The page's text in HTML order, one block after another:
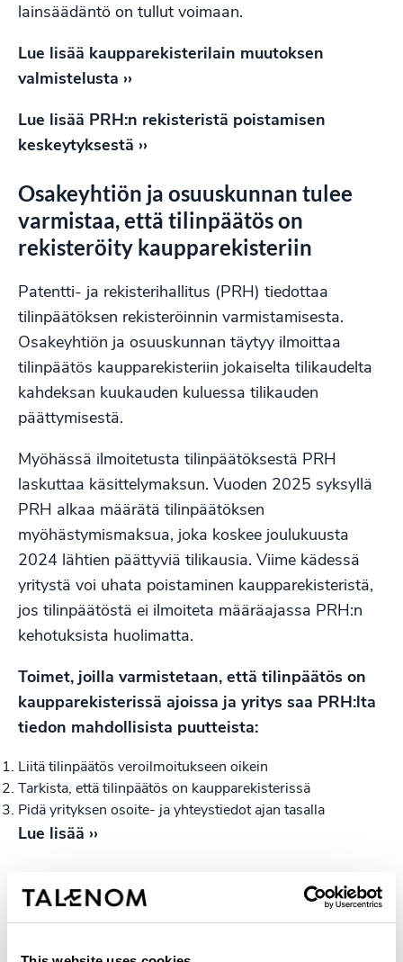
lainsäädäntö on tullut voimaan.
Lue lisää kaupparekisterilain muutoksen
valmistelusta ››
Lue lisää PRH:n rekisteristä poistamisen
keskeytyksestä ››
Osakeyhtiön ja osuuskunnan tulee
varmistaa, että tilinpäätös on
rekisteröity kaupparekisteriin
Patentti- ja rekisterihallitus (PRH) tiedottaa
tilinpäätöksen rekisteröinnin varmistamisesta.
Osakeyhtiön ja osuuskunnan täytyy ilmoittaa
tilinpäätös kaupparekisteriin jokaiselta tilikaudelta
kahdeksan kuukauden kuluessa tilikauden
päättymisestä.
Myöhässä ilmoitetusta tilinpäätöksestä PRH
laskuttaa käsittelymaksun. Vuoden 2025 syksyllä
PRH alkaa määrätä tilinpäätöksen
myöhästymismaksua, joka koskee joulukuusta
2024 lähtien päättyviä tilikausia. Viime kädessä
yritystä voi uhata poistaminen kaupparekisteristä,
jos tilinpäätöstä ei ilmoiteta määräajassa PRH:n
kehotuksista huolimatta.
Toimet, joilla varmistetaan, että tilinpäätös on
kaupparekisterissä ajoissa ja yritys saa PRH:lta
tiedon mahdollisista puutteista:
Liitä tilinpäätös veroilmoitukseen oikein
Tarkista, että tilinpäätös on kaupparekisterissä
Pidä yrityksen osoite- ja yhteystiedot ajan tasalla
Lue lisää ››
Hallituksen esitys paikallisen
sopimisen edistämiseksi eduskuntaan
Uudistuksen myötä paikallinen sopiminen olisi